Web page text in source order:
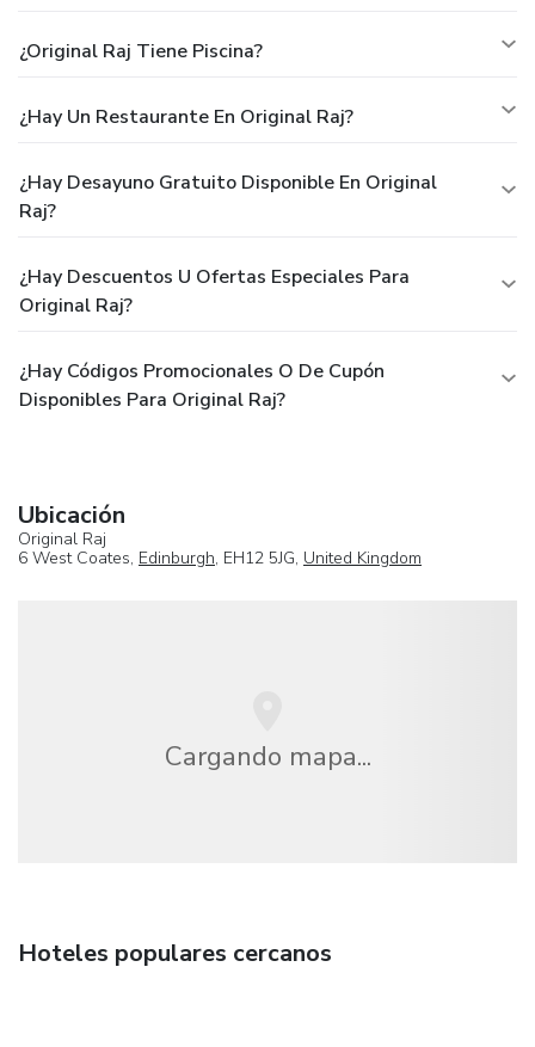
¿Original Raj Tiene Piscina?
¿Hay Un Restaurante En Original Raj?
¿Hay Desayuno Gratuito Disponible En Original
Raj?
¿Hay Descuentos U Ofertas Especiales Para
Original Raj?
¿Hay Códigos Promocionales O De Cupón
Disponibles Para Original Raj?
Ubicación
Original Raj
6 West Coates, Edinburgh, EH12 5JG, United Kingdom
Cargando mapa...
Hoteles populares cercanos